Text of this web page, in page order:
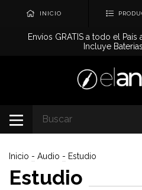
INICIO
Envíos GRATIS a todo el
Incluye
Inicio - Audio - Estudio
Estudio